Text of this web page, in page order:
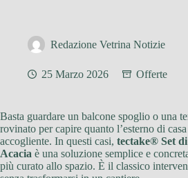
Redazione Vetrina Notizie
25 Marzo 2026 Offerte
Basta guardare un balcone spoglio o una
rovinato per capire quanto l’esterno di
accogliente. In questi casi, tectake® Set
Acacia è una soluzione semplice e
più curato allo spazio. È il classico